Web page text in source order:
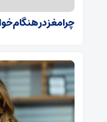
چرا مغز در هنگام